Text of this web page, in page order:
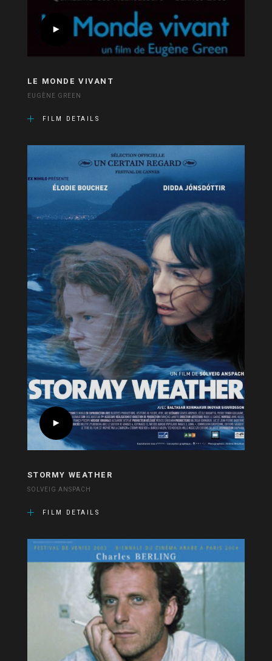
LE MONDE VIVANT
EUGÈNE GREEN
FILM DETAILS
STORMY WEATHER
SOLVEIG ANSPACH
FILM DETAILS